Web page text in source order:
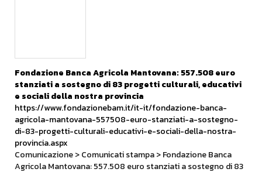
Fondazione Banca Agricola Mantovana: 557.508 euro
stanziati a sostegno di 83progetticulturali, educativi
e socialidella nostra provincia
https://www.fondazionebam.it/it-it/fondazione-banca-
agricola-mantovana-557508-euro-stanziati-a-sostegno-
di-83-progetti-culturali-educativi-e-sociali-della-nostra-
provincia.aspx
Comunicazione > Comunicati stampa > Fondazione Banca
Agricola Mantovana: 557.508 euro stanziati a sostegno di 83